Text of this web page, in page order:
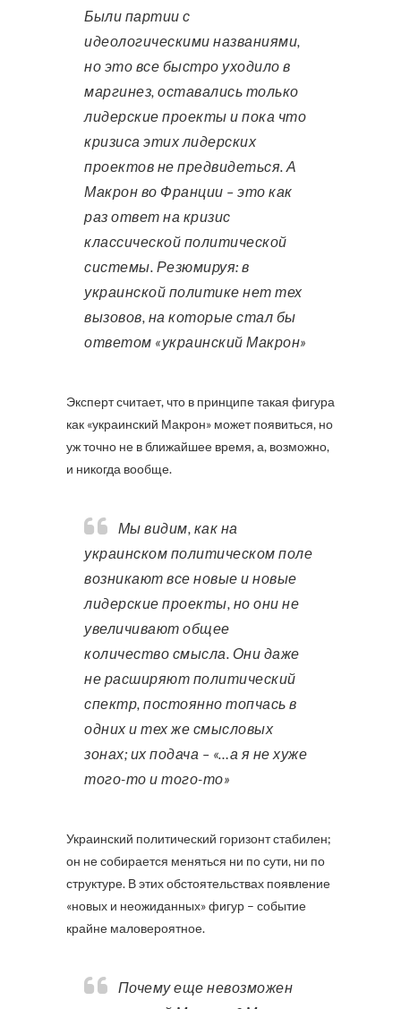
Были партии с
идеологическими названиями,
но это все быстро уходило в
маргинез, оставались только
лидерские проекты и пока что
кризиса этих лидерских
проектов не предвидеться. А
Макрон во Франции – это как
раз ответ на кризис
классической политической
системы. Резюмируя: в
украинской политике нет тех
вызовов, на которые стал бы
ответом «украинский Макрон»
Эксперт считает, что в принципе такая фигура
как «украинский Макрон» может появиться, но
уж точно не в ближайшее время, а, возможно,
и никогда вообще.
Мы видим, как на
украинском политическом поле
возникают все новые и новые
лидерские проекты, но они не
увеличивают общее
количество смысла. Они даже
не расширяют политический
спектр, постоянно топчась в
одних и тех же смысловых
зонах; их подача – «…а я не хуже
того-то и того-то»
Украинский политический горизонт стабилен;
он не собирается меняться ни по сути, ни по
структуре. В этих обстоятельствах появление
«новых и неожиданных» фигур – событие
крайне маловероятное.
Почему еще невозможен